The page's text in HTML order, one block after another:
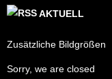
AKTUELL
Zusätzliche Bildgrößen
Sorry, we are closed